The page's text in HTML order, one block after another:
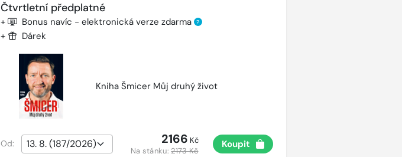
Čtvrtletní předplatné
+ Bonus navíc - elektronická verze zdarma ?
+ Dárek
Kniha Šmicer Můj druhý život
Od: 2166 Kč
Na stánku:2173 Kč
Koupit